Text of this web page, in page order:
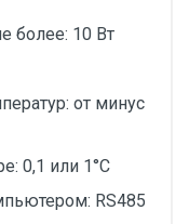
более: 10 Вт
от минус
0,1 или 1°С
RS485